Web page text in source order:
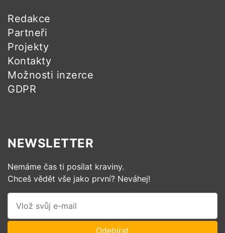
Redakce
Partneři
Projekty
Kontakty
Možnosti inzerce
GDPR
NEWSLETTER
Nemáme čas ti posílat kraviny.
Chceš vědět vše jako první? Neváhej!